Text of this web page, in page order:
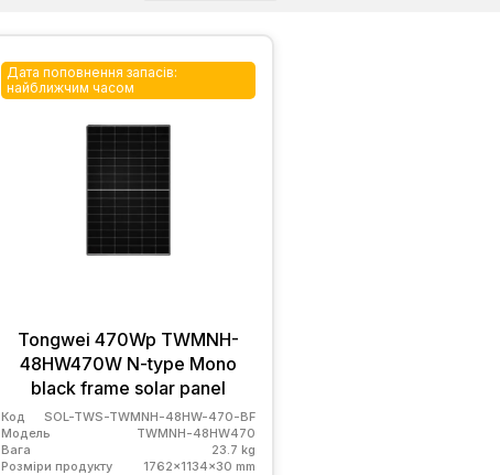
Дата поповнення запасів:
найближчим часом
Tongwei 470Wp TWMNH-
48HW470W N-type Mono
black frame solar panel
Код
SOL-TWS-TWMNH-48HW-470-BF
Модель
TWMNH-48HW470
Вага
23.7 kg
Розміри продукту
1762x1134x30 mm